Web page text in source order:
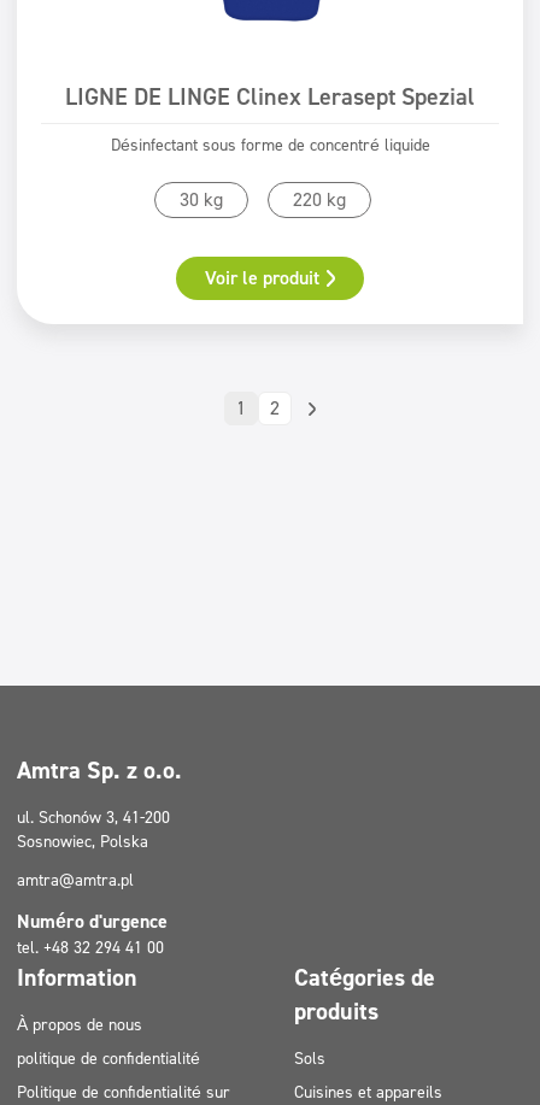
LIGNE DE LINGE Clinex Lerasept Spezial
Désinfectant sous forme de concentré liquide
30 kg 220 kg
Voir le produit
1 2
Amtra Sp. z o.o.
ul. Schonów 3, 41-200
Sosnowiec, Polska
amtra@amtra.pl
Numéro d'urgence
tel. +48 32 294 41 00
Information
À propos de nous
politique de confidentialité
Politique de confidentialité sur
Catégories de
produits
Sols
Cuisines et appareils